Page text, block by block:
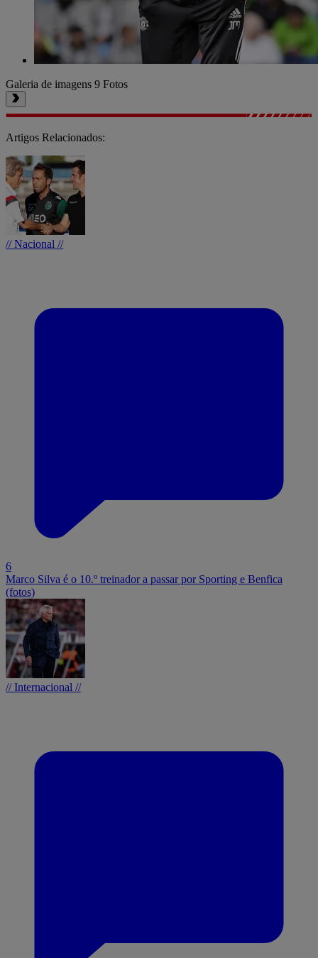
Galeria de imagens 9 Fotos
Artigos Relacionados:
// Nacional //
6
Marco Silva é o 10.º treinador a passar por Sporting e Benfica
(fotos)
// Internacional //